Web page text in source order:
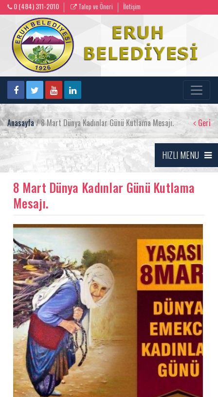
0 (484) 311-2010 Talep ve Öneri İletişim
Anasayfa/ 8 Mart Dünya Kadınlar Günü Kutlama Mesajı. Geri
HIZLI MENU
8 Mart Dünya Kadınlar Günü Kutlama
Mesajı.